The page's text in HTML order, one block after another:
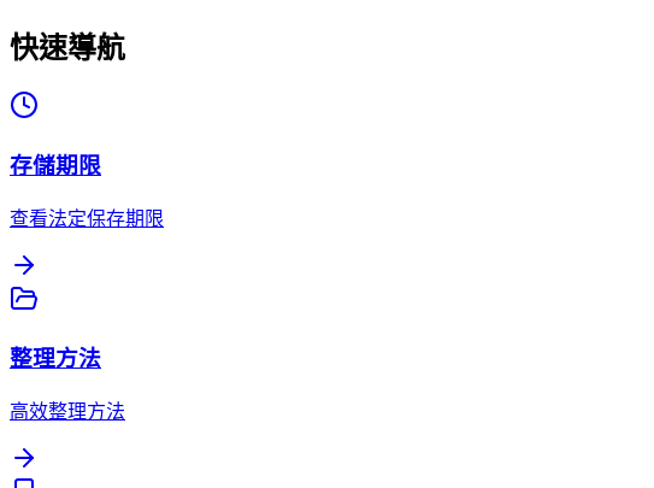
快速導航
存儲期限
查看法定保存期限
整理方法
高效整理方法